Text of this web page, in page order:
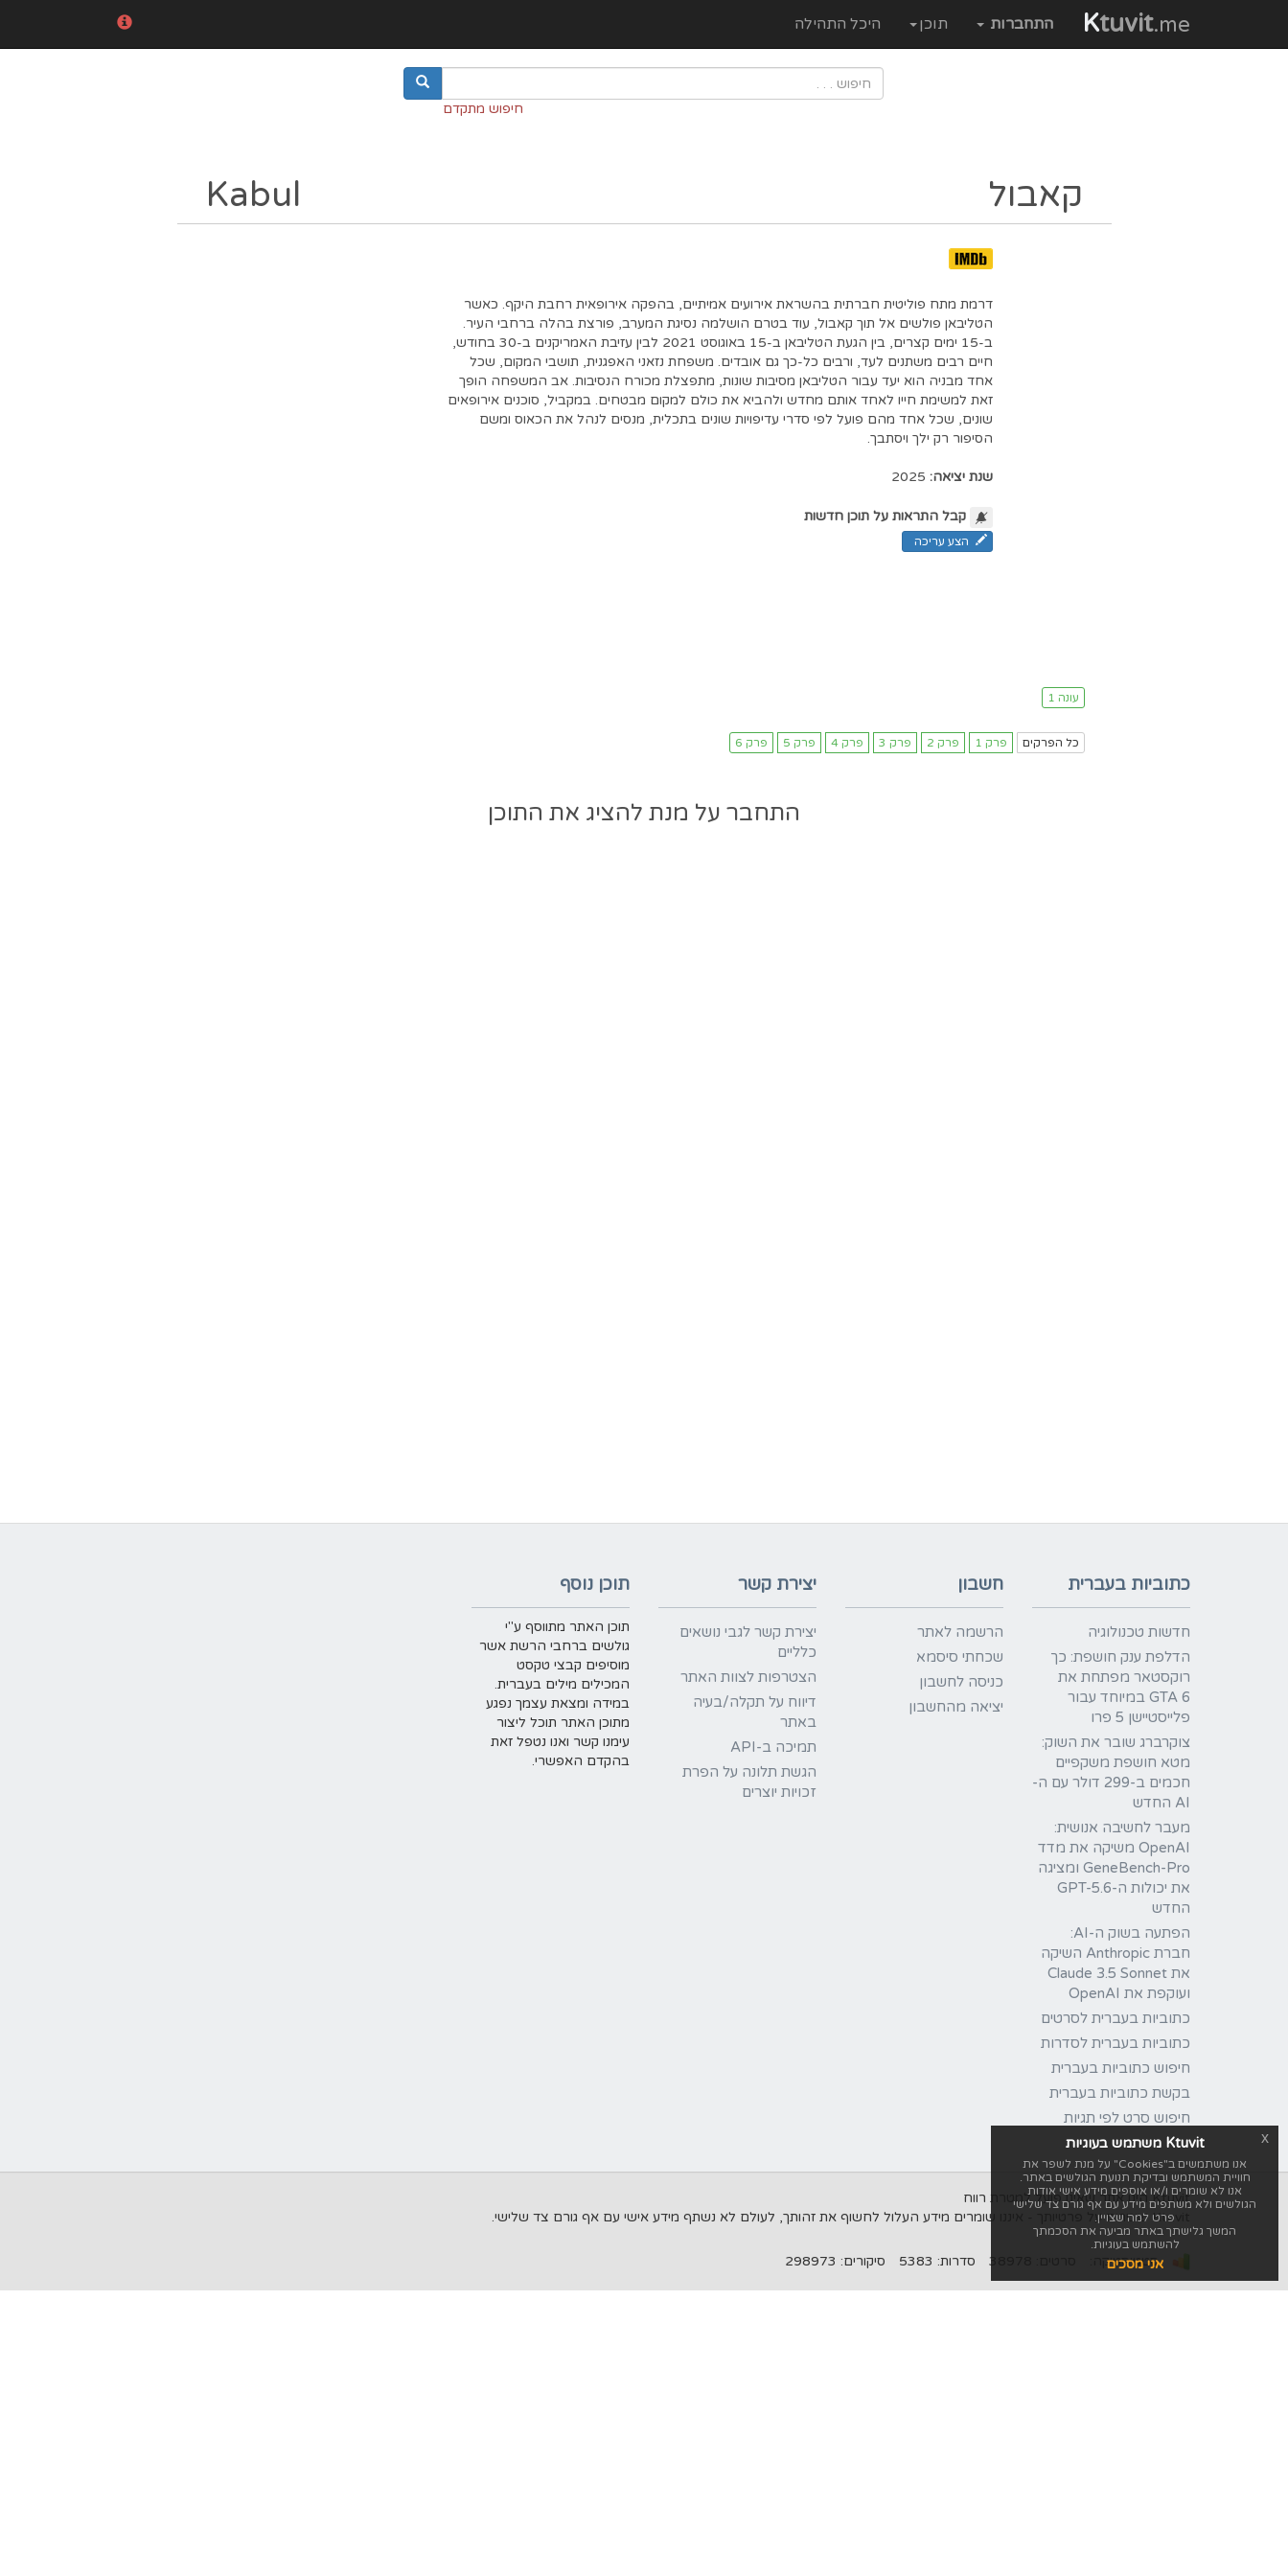
Ktuvit.me התחברות תוכן היכל התהילה
חיפוש מתקדם
קאבול Kabul
דרמת מתח פוליטית חברתית בהשראת אירועים אמיתיים, בהפקה אירופאית רחבת היקף. כאשר
הטליבאן פולשים אל תוך קאבול, עוד בטרם הושלמה נסיגת המערב, פורצת בהלה ברחבי העיר.
ב-15 ימים קצרים, בין הגעת הטליבאן ב-15 באוגוסט 2021 לבין עזיבת האמריקנים ב-30 בחודש,
חיים רבים משתנים לעד, ורבים כל-כך גם אובדים. משפחת נזאני האפגנית, תושבי המקום, שכל
אחד מבניה הוא יעד עבור הטליבאן מסיבות שונות, מתפצלת מכורח הנסיבות. אב המשפחה הופך
זאת למשימת חייו לאחד אותם מחדש ולהביא את כולם למקום מבטחים. במקביל, סוכנים אירופאים
שונים, שכל אחד מהם פועל לפי סדרי עדיפויות שונים בתכלית, מנסים לנהל את הכאוס ומשם
הסיפור רק ילך ויסתבך.
שנת יציאה: 2025
קבל התראות על תוכן חדשות
הצע עריכה
התחבר על מנת להציג את התוכן
כתוביות בעברית
חדשות טכנולוגיה
הדלפת ענק חושפת: כך
רוקסטאר מפתחת את
GTA 6 במיוחד עבור
פלייסטיישן 5 פרו
צוקרברג שובר את השוק:
מטא חושפת משקפיים
חכמים ב-299 דולר עם ה-
AI החדש
מעבר לחשיבה אנושית:
OpenAI משיקה את מדד
GeneBench-Pro ומציגה
את יכולות ה-GPT-5.6
החדש
הפתעה בשוק ה-AI:
חברת Anthropic השיקה
את Claude 3.5 Sonnet
ועוקפת את OpenAI
כתוביות בעברית לסרטים
כתוביות בעברית לסדרות
חיפוש כתוביות בעברית
בקשת כתוביות בעברית
חיפוש סרט לפי תגיות
חשבון
הרשמה לאתר
שכחתי סיסמא
כניסה לחשבון
יציאה מהחשבון
יצירת קשר
יצירת קשר לגבי נושאים
כלליים
הצטרפות לצוות האתר
דיווח על תקלה/בעיה
באתר
תמיכה ב-API
הגשת תלונה על הפרת
זכויות יוצרים
תוכן נוסף
תוכן האתר מתווסף ע"י
גולשים ברחבי הרשת אשר
מוסיפים קבצי טקסט
המכילים מילים בעברית.
במידה ומצאת עצמך נפגע
מתוכן האתר תוכל ליצור
עימנו קשר ואנו נטפל זאת
בהקדם האפשרי.
Ktuvit הינו אתר שאינו פועל למטרת רווח
Ktuvit שומרים על פרטיותך - איננו שומרים מידע העלול לחשוף את זהותך, לעולם לא נשתף מידע אישי עם אף גורם צד שלישי.
סטטיסטיקה: סדרות: 5383 סיקורים: 298973
Ktuvit משתמש בעוגיות
אנו משתמשים ב"Cookies" על מנת לשפר את
חוויית המשתמש ובדיקת תנועת הגולשים באתר.
אנו לא שומרים ו/או אוספים מידע אישי אודות
הגולשים ולא משתפים מידע עם אף גורם צד שלישי
פרט למה שצויין.
המשך גלישתך באתר מביעה את הסכמתך
להשתמש בעוגיות.
אני מסכים
x